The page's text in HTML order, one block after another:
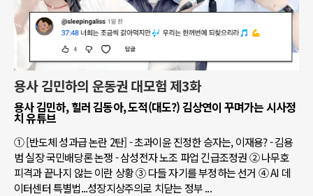
용사 김민하의 운동권 대모험 제3화
용사 김민하, 힐러 김동아, 도적(대도?) 김상연이 꾸며가는 시사정
치 유튜브
① [반도체 성과급 논란 2탄] - 초과이윤 진정한 승자는, 이재용? - 김용
범 실장 국민배당론 논쟁 - 삼성전자 노조 파업 긴급조정권 ② 나무호
피격과 끝나지 않는 이란 상황 ③ 다들 자기를 부정하는 선거 ④ AI 데
이터센터 특별법...성장지상주의로 치닫는 정부 ...